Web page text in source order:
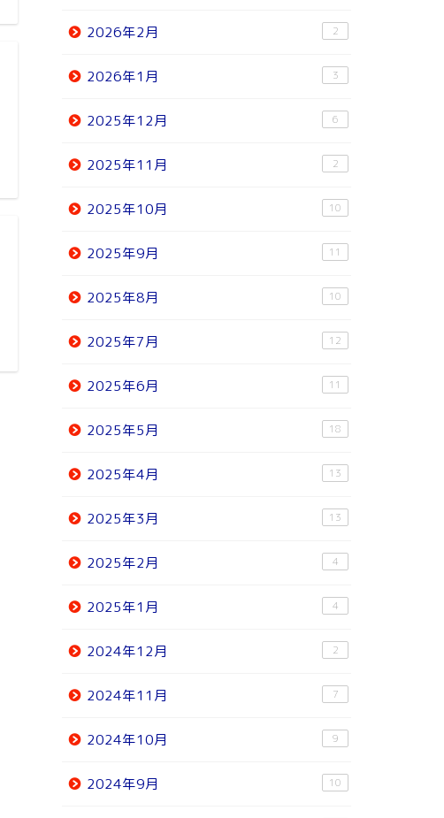
2026年2月 2
2026年1月 3
2025年12月 6
2025年11月 2
2025年10月 10
2025年9月 11
2025年8月 10
2025年7月 12
2025年6月 11
2025年5月 18
2025年4月 13
2025年3月 13
2025年2月 4
2025年1月 4
2024年12月 2
2024年11月 7
2024年10月 9
2024年9月 10